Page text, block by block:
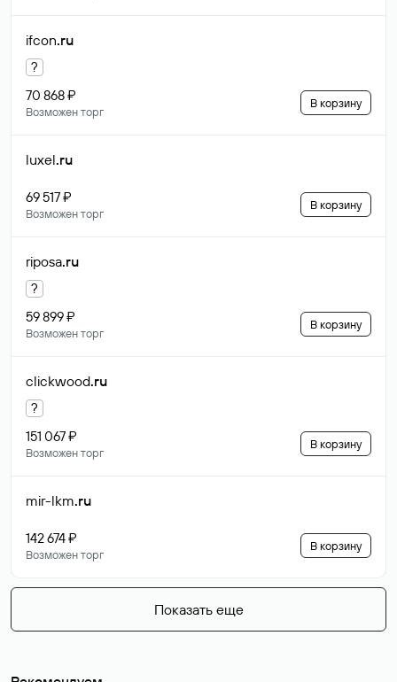
ifcon.ru
?
70 868 ₽
Возможен торг
В корзину
luxel.ru
69 517 ₽
Возможен торг
В корзину
riposa.ru
?
59 899 ₽
Возможен торг
В корзину
clickwood.ru
?
151 067 ₽
Возможен торг
В корзину
mir-lkm.ru
142 674 ₽
Возможен торг
В корзину
Показать еще